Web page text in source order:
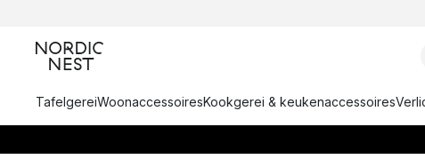
TafelgereiWoonaccessoiresKookgerei & keukenaccessoires